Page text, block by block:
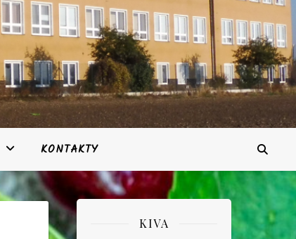
KONTAKTY
KIVA